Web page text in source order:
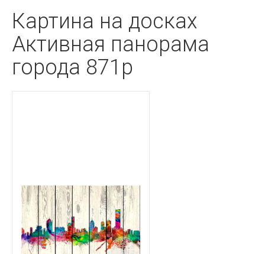
Картина на досках
Активная панорама
города 871p